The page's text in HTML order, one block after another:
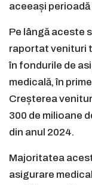
aceeași
Pe lângă aceste
raportat venituri
în fondurile de
medicală, în
Creșterea
300 de milioane
din anul 2024.
Majoritatea
asigurare